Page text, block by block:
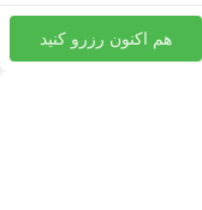
هم اکنون رزرو کنید